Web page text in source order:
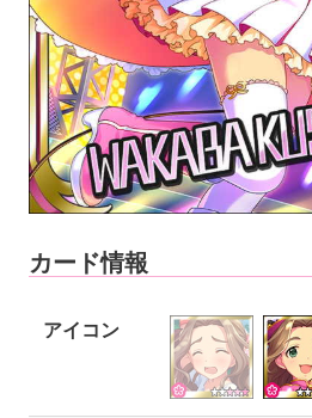
カード情報
アイコン